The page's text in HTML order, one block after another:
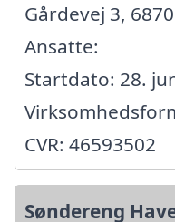
Gårdevej 3,
Ansatte:
Startdato: 28.
CVR: 46593502
Søndereng